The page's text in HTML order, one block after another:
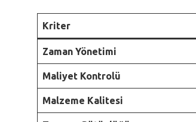
Kriter
Zaman Yönetimi
Maliyet Kontrolü
Malzeme Kalitesi